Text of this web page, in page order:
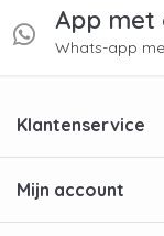
Of chat met
App met
Whats-app
Klantenservice
Mijn account